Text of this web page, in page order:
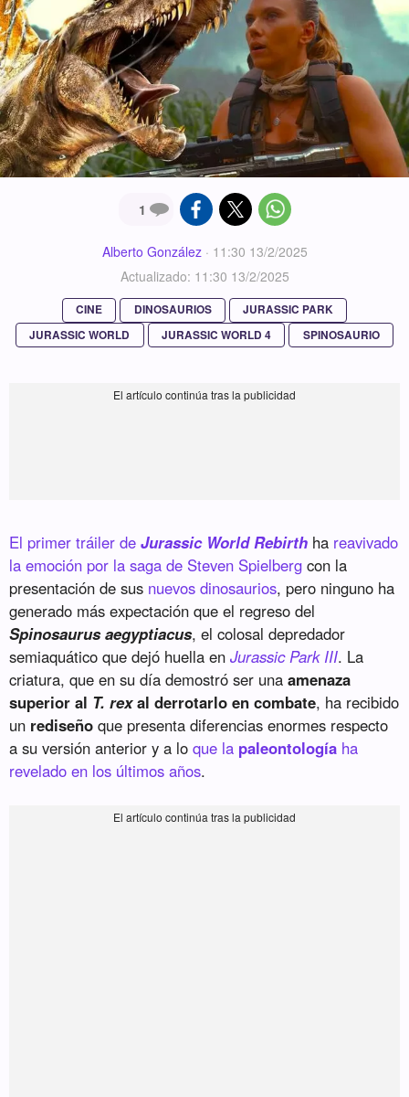
1
Alberto González· 11:30 13/2/2025
Actualizado: 11:30 13/2/2025
CINE DINOSAURIOS
JURASSIC PARK
JURASSIC WORLD
JURASSIC WORLD 4 SPINOSAURIO
El primer tráiler deJurassic World Rebirth ha reavivado
la emoción por la saga de Steven Spielberg con la
presentación de sus nuevos dinosaurios, pero ninguno ha
generado más expectación que el regreso del
Spinosaurus aegyptiacus, el colosal depredador
semiaquático que dejó huella enJurassic Park III. La
criatura, que en su día demostró ser unaamenaza
superior al T. rexal derrotarlo en combate, ha recibido
un rediseño que presenta diferencias enormes respecto
a su versión anterior y a loque la paleontología ha
revelado en los últimos años.